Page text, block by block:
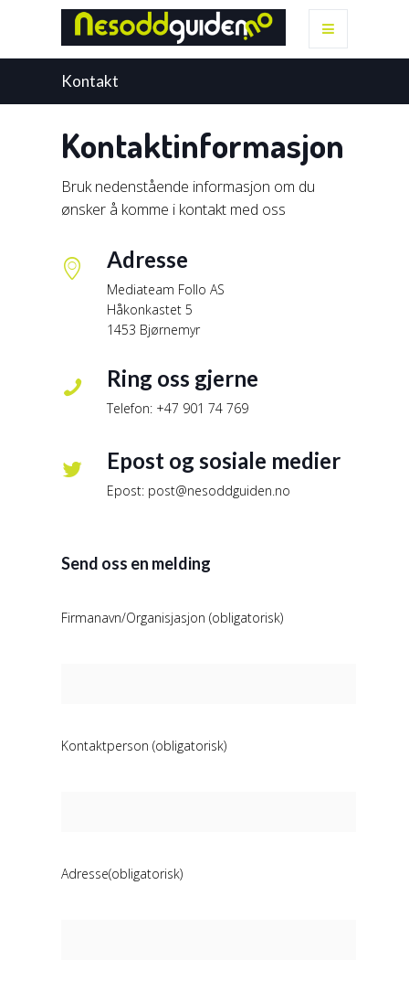
Kontakt
Kontaktinformasjon
Bruk nedenstående informasjon om du
ønsker å komme i kontakt med oss
Adresse
Mediateam Follo AS
Håkonkastet 5
1453 Bjørnemyr
Ring oss gjerne
Telefon: +47 901 74 769
Epost og sosiale medier
Epost: post@nesoddguiden.no
Send oss en melding
Firmanavn/Organisjasjon (obligatorisk)
Kontaktperson (obligatorisk)
Adresse(obligatorisk)